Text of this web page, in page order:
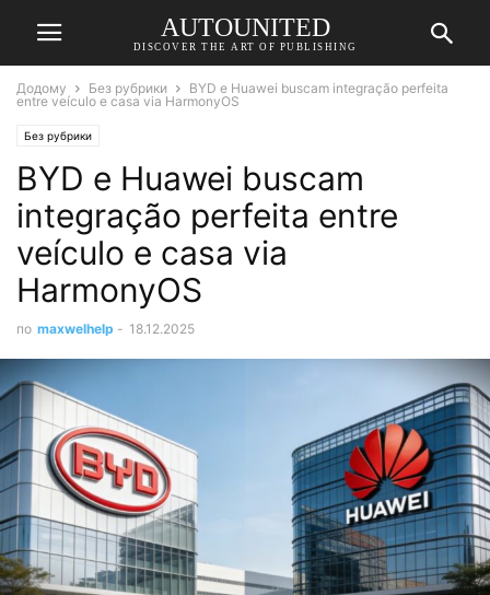
AUTOUNITED
DISCOVER THE ART OF PUBLISHING
Додому Без рубрики
BYD e Huawei buscam integração perfeita
entre veículo e casa via HarmonyOS
Без рубрики
BYD e Huawei buscam
integração perfeita entre
veículo e casa via
HarmonyOS
по maxwelhelp - 18.12.2025